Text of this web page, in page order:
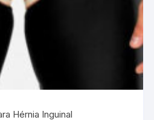
Hérnia Inguinal